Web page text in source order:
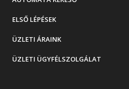
ELSŐ LÉPÉSEK
ÜZLETI ÁRAINK
ÜZLETI ÜGYFÉLSZOLGÁLAT